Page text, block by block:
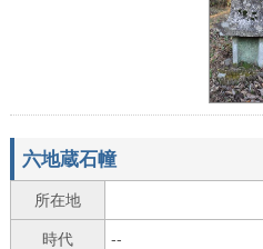
六地蔵石幢
所在地
時代 --